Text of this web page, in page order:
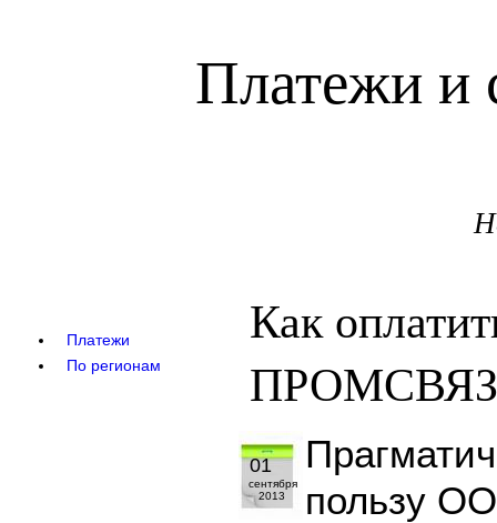
Платежи и
Платежи
По регионам
Как
01
сентября
2013
пользу